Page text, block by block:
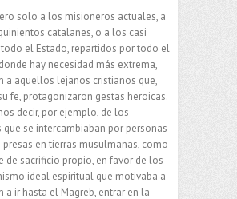
solo a los misioneros actuales, a
catalanes, o a los casi
el Estado, repartidos por todo el
hay necesidad más extrema,
a aquellos lejanos cristianos que,
fe, protagonizaron gestas heroicas.
decir, por ejemplo, de los
que se intercambiaban por personas
presas en tierras musulmanas, como
de sacrificio propio, en favor de los
ideal espiritual que motivaba a
a ir hasta el Magreb, entrar en la